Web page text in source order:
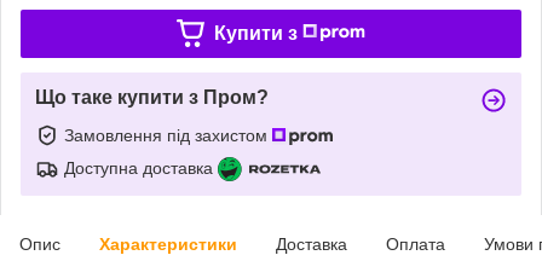
Купити з
Що таке купити з Пром?
Замовлення під захистом
Доступна доставка
Опис Характеристики Доставка Оплата Умови